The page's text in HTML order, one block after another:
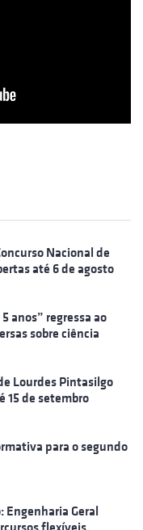
Nacional de
até 6 de agosto
anos” regressa ao
sobre ciência
Lourdes Pintasilgo
15 de setembro
para o segundo
Engenharia Geral